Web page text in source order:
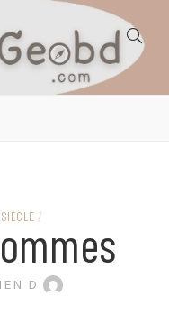
SCIENCES,
EN
DESSINÉE
/
D